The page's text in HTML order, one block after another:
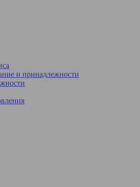
и принадлежности